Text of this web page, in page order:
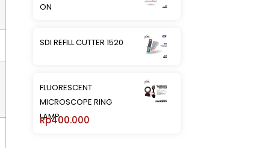
ON
SDI REFILL CUTTER 1520
FLUORESCENT
MICROSCOPE RING
LAMP
Rp400.000